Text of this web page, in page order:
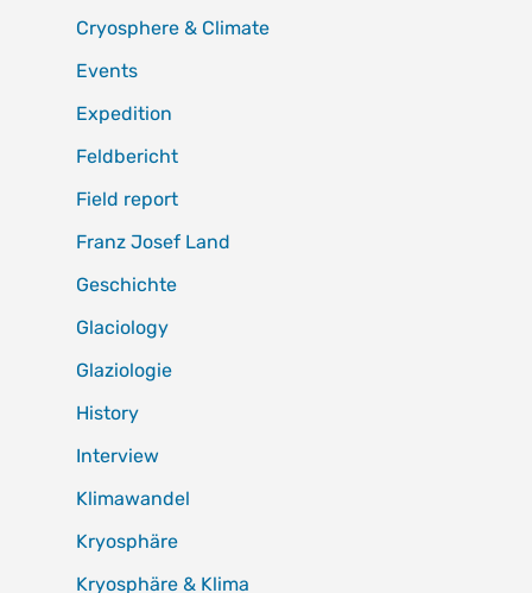
Cryosphere & Climate
Events
Expedition
Feldbericht
Field report
Franz Josef Land
Geschichte
Glaciology
Glaziologie
History
Interview
Klimawandel
Kryosphäre
Kryosphäre & Klima